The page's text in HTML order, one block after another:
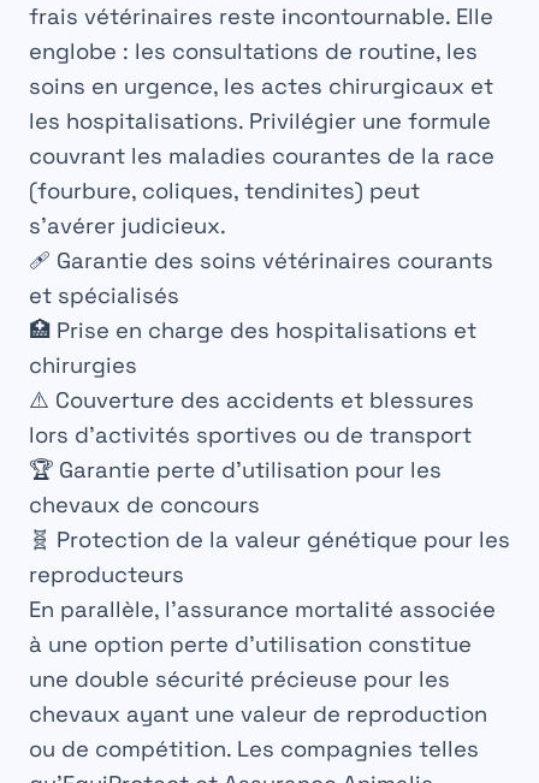
frais vétérinaires reste incontournable. Elle
englobe : les consultations de routine, les
soins en urgence, les actes chirurgicaux et
les hospitalisations. Privilégier une formule
couvrant les maladies courantes de la race
(fourbure, coliques, tendinites) peut
s’avérer judicieux.
🩹 Garantie des soins vétérinaires courants
et spécialisés
🏥 Prise en charge des hospitalisations et
chirurgies
⚠️ Couverture des accidents et blessures
lors d’activités sportives ou de transport
🏆 Garantie perte d’utilisation pour les
chevaux de concours
🧬 Protection de la valeur génétique pour les
reproducteurs
En parallèle, l’assurance mortalité associée
à une option perte d’utilisation constitue
une double sécurité précieuse pour les
chevaux ayant une valeur de reproduction
ou de compétition. Les compagnies telles